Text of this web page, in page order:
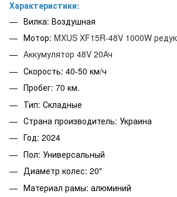
Характеристики:
Вилка: Воздушная
Мотор: MXUS XF15R-48V 1000W
Аккумулятор 48V 20Ач
Скорость: 40-50 км/ч
Пробег: 70 км.
Тип: Складные
Страна производитель: Украина
Год: 2024
Пол: Универсальный
Диаметр колес: 20"
Материал рамы: алюминий